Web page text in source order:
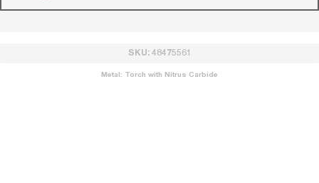
SKU: 48475561
Metal: Torch with Nitrus Carbide